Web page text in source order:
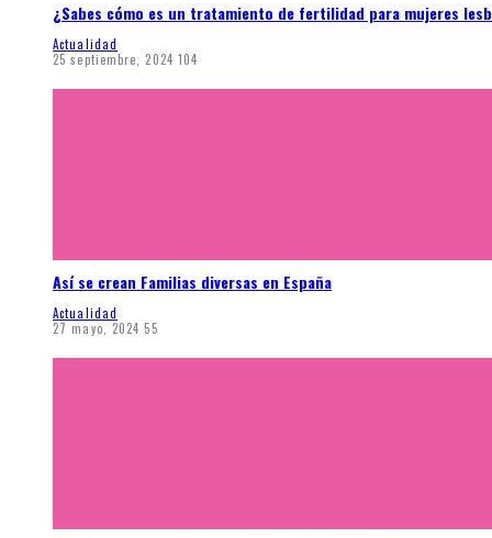
¿Sabes cómo es un tratamiento de fertilidad para mujeres
Actualidad
25 septiembre, 2024 104
Así se crean Familias diversas en España
Actualidad
27 mayo, 2024 55